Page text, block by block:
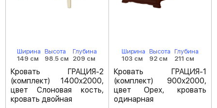
Ширина
149 см
Высота
98.5 см
Глубина
209 см
Кровать ГРАЦИЯ-2
(комплект) 1400х2000,
цвет Слоновая кость,
кровать двойная
Ширина
103 см
Высота
92 см
Глубина
211 см
Кровать ГРАЦИЯ-1
(комплект) 900х2000,
цвет Орех, кровать
одинарная